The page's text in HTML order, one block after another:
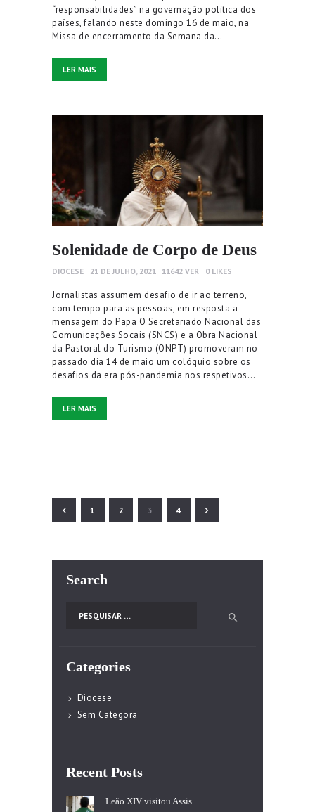
“responsabilidades” na governação política dos
países, falando neste domingo 16 de maio, na
Missa de encerramento da Semana da…
LER MAIS
Solenidade de Corpo de Deus
DIOCESE 21 DE JULHO, 2021 11642 VER 0 LIKES
Jornalistas assumem desafio de ir ao terreno,
com tempo para as pessoas, em resposta a
mensagem do Papa O Secretariado Nacional das
Comunicações Socais (SNCS) e a Obra Nacional
da Pastoral do Turismo (ONPT) promoveram no
passado dia 14 de maio um colóquio sobre os
desafios da era pós-pandemia nos respetivos…
LER MAIS
PAGE
1 PAGE
2 PAGE
3 PAGE
4
Search
Categories
Diocese
Sem Categora
Recent Posts
Leão XIV visitou Assis